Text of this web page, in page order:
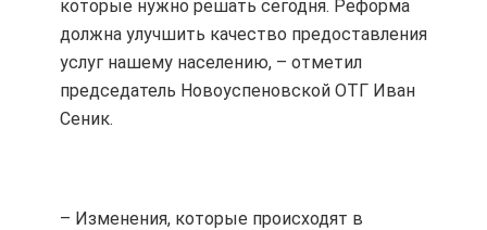
которые нужно решать сегодня. Реформа
должна улучшить качество предоставления
услуг нашему населению, – отметил
председатель Новоуспеновской ОТГ Иван
Сеник.
– Изменения, которые происходят в